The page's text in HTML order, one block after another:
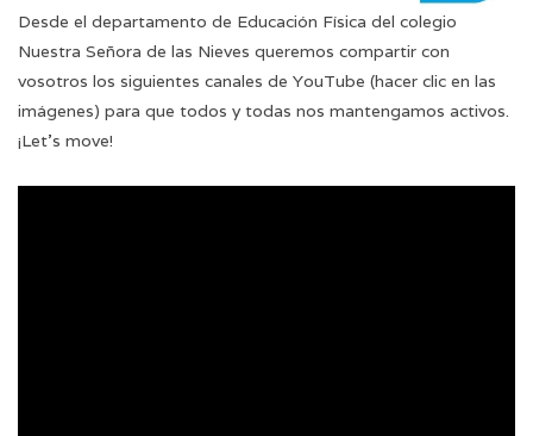
Desde el departamento de Educación Física del colegio
Nuestra Señora de las Nieves queremos compartir con
vosotros los siguientes canales de YouTube (hacer clic en las
imágenes) para que todos y todas nos mantengamos activos.
¡Let’s move!